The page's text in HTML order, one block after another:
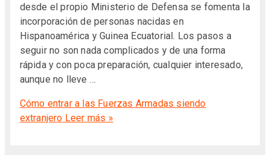
desde el propio Ministerio de Defensa se fomenta la
incorporación de personas nacidas en
Hispanoamérica y Guinea Ecuatorial. Los pasos a
seguir no son nada complicados y de una forma
rápida y con poca preparación, cualquier interesado,
aunque no lleve …
Cómo entrar a las Fuerzas Armadas siendo
extranjero Leer más »